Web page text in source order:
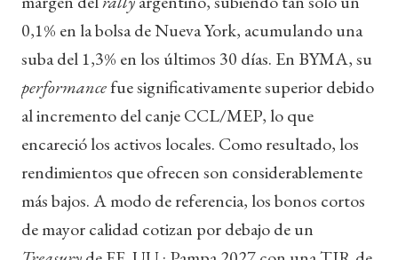
0,1% en la bolsa de Nueva York, acumulando una
suba del 1,3% en los últimos 30 días. En BYMA, su
performancefue significativamente superior debido
al incremento del canje CCL/MEP, lo que
encareció los activos locales. Como resultado, los
rendimientos que ofrecen son considerablemente
más bajos. A modo de referencia, los bonos cortos
de mayor calidad cotizan por debajo de un